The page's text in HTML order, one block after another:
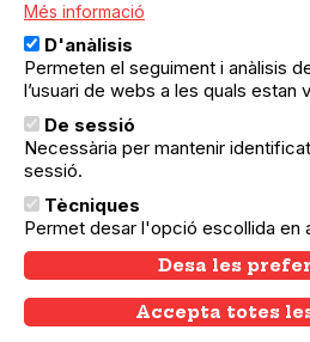
Menú
Legal
Política de privacitat
Avís legal
Política de cookies
El Quèdequè no es fa responsable
programades; en són responsables
organitzadors.
© Quedequè, 2025
Més informació
D'anàlisis
Permeten el seguiment i anàlisis
l’usuari de webs a les quals estan
De sessió
Necessària per mantenir
sessió.
Tècniques
Permet desar l'opció escollida en
Desa les
Accepta totes
Withdraw